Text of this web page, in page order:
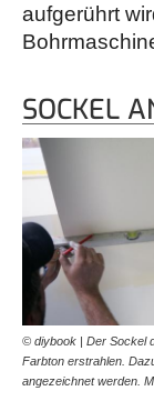
aufgerührt
SOCKEL
© diybook | Der Sockel
Farbton erstrahlen.
angezeichnet werden.